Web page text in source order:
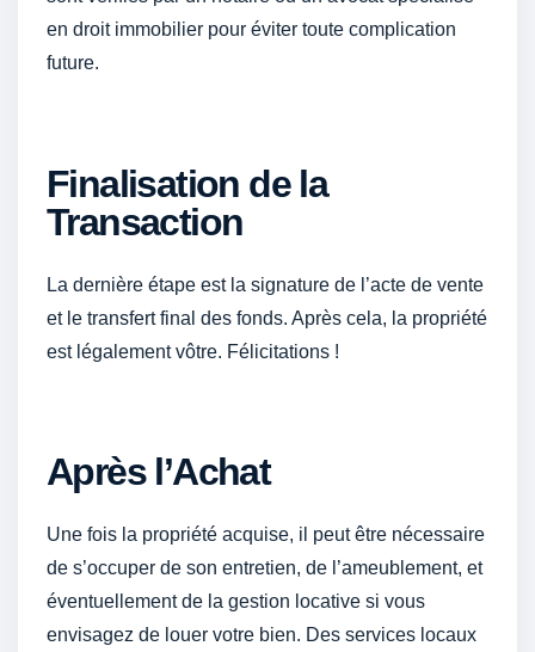
en droit immobilier pour éviter toute complication
future.
Finalisation de la
Transaction
La dernière étape est la signature de l’acte de vente
et le transfert final des fonds. Après cela, la propriété
est légalement vôtre. Félicitations !
Après l’Achat
Une fois la propriété acquise, il peut être nécessaire
de s’occuper de son entretien, de l’ameublement, et
éventuellement de la gestion locative si vous
envisagez de louer votre bien. Des services locaux